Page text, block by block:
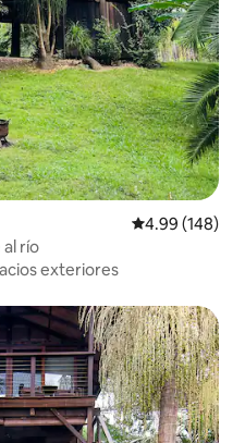
Calificación
4.99 (148)
río
exteriores